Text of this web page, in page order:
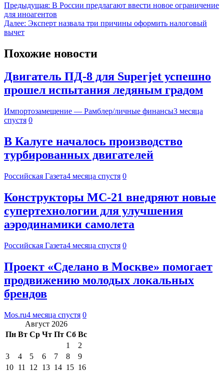
Предыдущая: В России предлагают ввести новое ограничение
для иноагентов
Далее: Эксперт назвала три причины оформить налоговый
вычет
Похожие новости
Двигатель ПД-8 для Superjet успешно
прошел испытания ледяным градом
Импортозамещение — Рамблер/личные финансы3 месяца
спустя 0
В Калуге началось производство
турбированных двигателей
Российская Газета4 месяца спустя 0
Конструкторы МС-21 внедряют новые
супертехнологии для улучшения
аэродинамики самолета
Российская Газета4 месяца спустя 0
Проект «Сделано в Москве» помогает
продвижению молодых локальных
брендов
Mos.ru4 месяца спустя 0
Август 2026
Пн Вт Ср Чт Пт Сб Вс
1
2
3
4 5 6 7 8
9
10 11 12 13 14 15 16